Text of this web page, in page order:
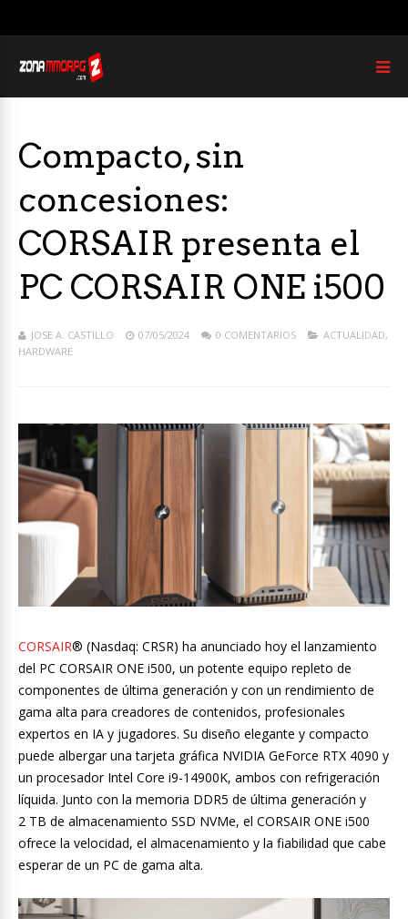
Compacto, sin
concesiones:
CORSAIR presenta el
PC CORSAIR ONE i500
JOSE A. CASTILLO 07/05/2024 0 COMENTARIOS ACTUALIDAD,
HARDWARE
CORSAIR® (Nasdaq: CRSR) ha anunciado hoy el lanzamiento
del PC CORSAIR ONE i500, un potente equipo repleto de
componentes de última generación y con un rendimiento de
gama alta para creadores de contenidos, profesionales
expertos en IA y jugadores. Su diseño elegante y compacto
puede albergar una tarjeta gráfica NVIDIA GeForce RTX 4090 y
un procesador Intel Core i9-14900K, ambos con refrigeración
líquida. Junto con la memoria DDR5 de última generación y
2 TB de almacenamiento SSD NVMe, el CORSAIR ONE i500
ofrece la velocidad, el almacenamiento y la fiabilidad que cabe
esperar de un PC de gama alta.